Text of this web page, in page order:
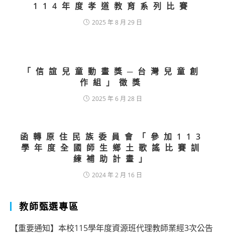
114年度孝道教育系列比賽
2025 年 8 月 29 日
「信誼兒童動畫獎─台灣兒童創
作組」徵獎
2025 年 6 月 28 日
函轉原住民族委員會「參加113
學年度全國師生鄉土歌謠比賽訓
練補助計畫」
2024 年 2 月 16 日
教師甄選專區
【重要通知】本校115學年度資源班代理教師業經3次公告